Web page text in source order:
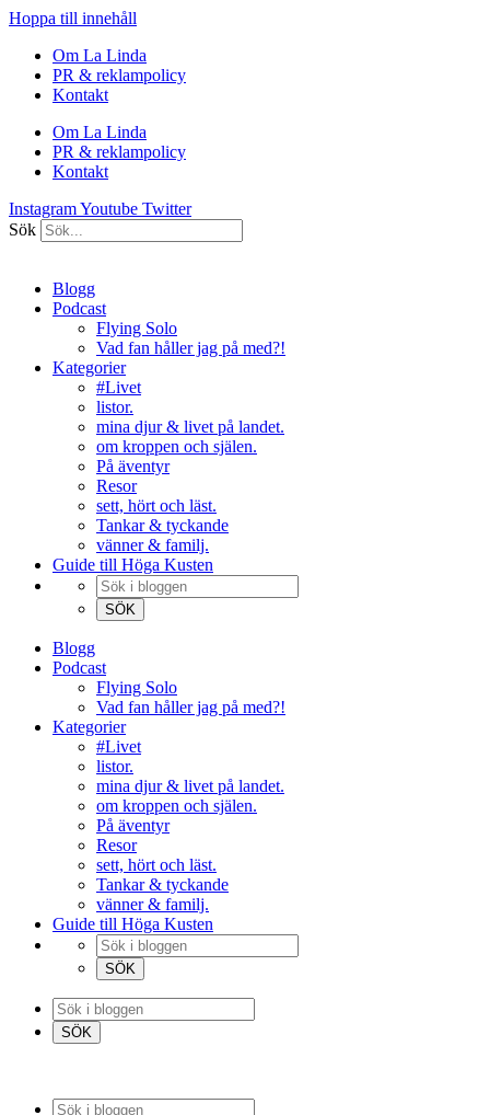
Hoppa till innehåll
Om La Linda
PR & reklampolicy
Kontakt
Om La Linda
PR & reklampolicy
Kontakt
InstagramYoutube Twitter
Sök
Blogg
Podcast
Flying Solo
Vad fan håller jag på med?!
Kategorier
#Livet
listor.
mina djur & livet på landet.
om kroppen och själen.
På äventyr
Resor
sett, hört och läst.
Tankar & tyckande
vänner & familj.
Guide till Höga Kusten
Blogg
Podcast
Flying Solo
Vad fan håller jag på med?!
Kategorier
#Livet
listor.
mina djur & livet på landet.
om kroppen och själen.
På äventyr
Resor
sett, hört och läst.
Tankar & tyckande
vänner & familj.
Guide till Höga Kusten